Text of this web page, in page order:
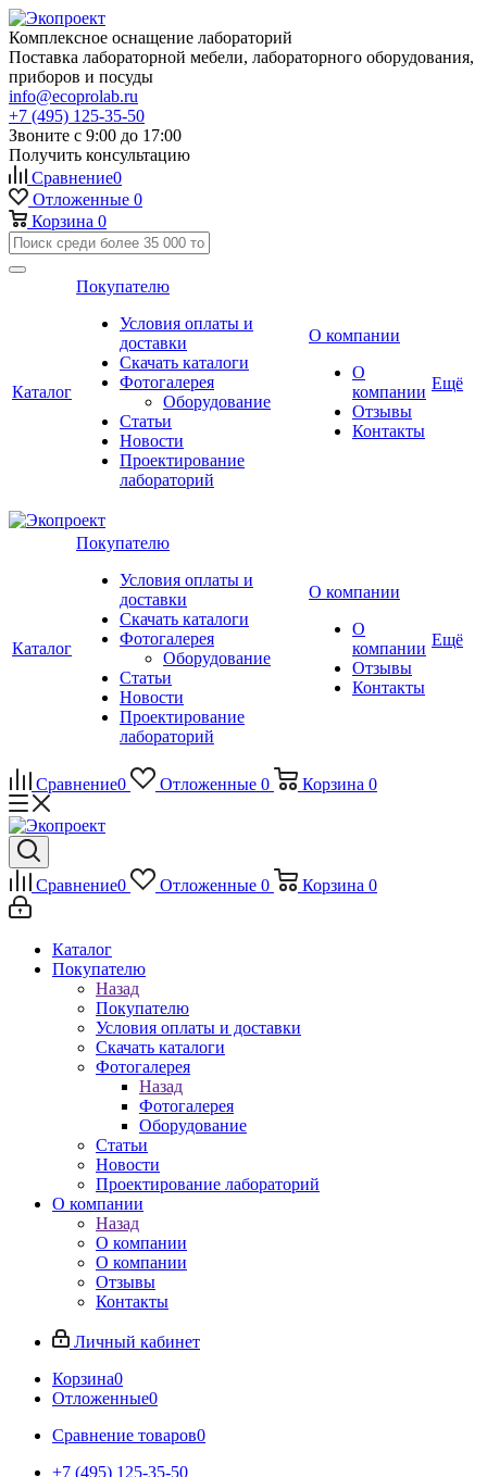
Комплексное оснащение лабораторий
Поставка лабораторной мебели, лабораторного оборудования,
приборов и посуды
info@ecoprolab.ru
+7 (495) 125-35-50
Звоните с 9:00 до 17:00
Получить консультацию
Сравнение0
Отложенные 0
Корзина 0
Каталог
Покупателю
Условия оплаты и
доставки
Скачать каталоги
Фотогалерея
Оборудование
Статьи
Новости
Проектирование
лабораторий
О компании
О
компании
Отзывы
Контакты
Ещё
Каталог
Покупателю
Условия оплаты и
доставки
Скачать каталоги
Фотогалерея
Оборудование
Статьи
Новости
Проектирование
лабораторий
О компании
О
компании
Отзывы
Контакты
Ещё
Сравнение0 Отложенные 0 Корзина 0
Сравнение0 Отложенные 0 Корзина 0
Каталог
Покупателю
Назад
Покупателю
Условия оплаты и доставки
Скачать каталоги
Фотогалерея
Назад
Фотогалерея
Оборудование
Статьи
Новости
Проектирование лабораторий
О компании
Назад
О компании
О компании
Отзывы
Контакты
Личный кабинет
Корзина0
Отложенные0
Сравнение товаров0
+7 (495) 125-35-50